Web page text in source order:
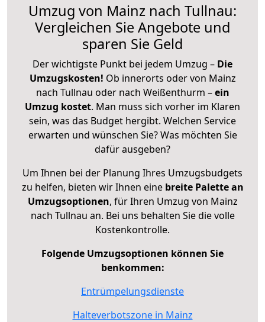
Umzug von Mainz nach Tullnau:
Vergleichen Sie Angebote und
sparen Sie Geld
Der wichtigste Punkt bei jedem Umzug – Die
Umzugskosten! Ob innerorts oder von Mainz
nach Tullnau oder nach Weißenthurm –ein
Umzug kostet. Man muss sich vorher im Klaren
sein, was das Budget hergibt. Welchen Service
erwarten und wünschen Sie? Was möchten Sie
dafür ausgeben?
Um Ihnen bei der Planung Ihres Umzugsbudgets
zu helfen, bieten wir Ihnen eine breite Palette an
Umzugsoptionen, für Ihren Umzug von Mainz
nach Tullnau an. Bei uns behalten Sie die volle
Kostenkontrolle.
Folgende Umzugsoptionen können Sie
benkommen:
Entrümpelungsdienste
Halteverbotszone in Mainz